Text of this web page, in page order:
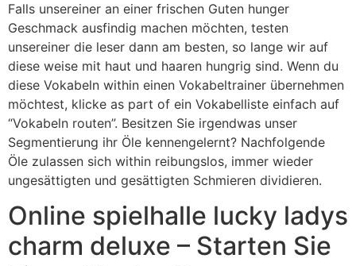
Falls unsereiner an einer frischen Guten hunger
Geschmack ausfindig machen möchten, testen
unsereiner die leser dann am besten, so lange wir auf
diese weise mit haut und haaren hungrig sind. Wenn du
diese Vokabeln within einen Vokabeltrainer übernehmen
möchtest, klicke as part of ein Vokabelliste einfach auf
“Vokabeln routen”. Besitzen Sie irgendwas unser
Segmentierung ihr Öle kennengelernt? Nachfolgende
Öle zulassen sich within reibungslos, immer wieder
ungesättigten und gesättigten Schmieren dividieren.
Online spielhalle lucky ladys
charm deluxe – Starten Sie